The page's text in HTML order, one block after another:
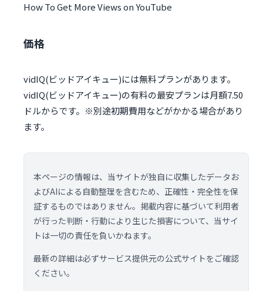
How To Get More Views on YouTube
価格
vidIQ(ビッドアイキュー)には無料プランがあります。
vidIQ(ビッドアイキュー)の有料の最安プランは月額7.50
ドルからです。※別途初期費用などがかかる場合があり
ます。
本ページの情報は、当サイトが独自に収集したデータお
よびAIによる自動整理を含むため、正確性・完全性を保
証するものではありません。掲載内容に基づいて利用者
が行った判断・行動により生じた損害について、当サイ
トは一切の責任を負いかねます。
最新の詳細は必ずサービス提供元の公式サイトをご確認
ください。